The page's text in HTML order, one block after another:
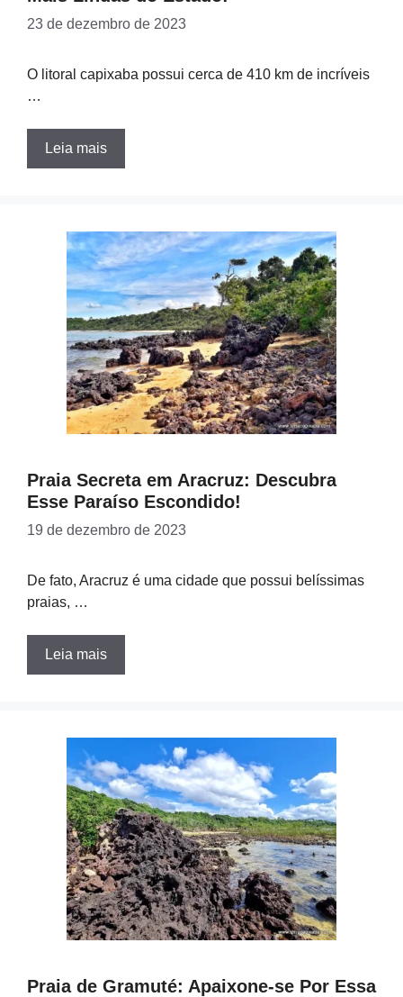
23 de dezembro de 2023
O litoral capixaba possui cerca de 410 km de incríveis
…
Leia mais
Praia Secreta em Aracruz: Descubra
Esse Paraíso Escondido!
19 de dezembro de 2023
De fato, Aracruz é uma cidade que possui belíssimas
praias, …
Leia mais
Praia de Gramuté: Apaixone-se Por Essa